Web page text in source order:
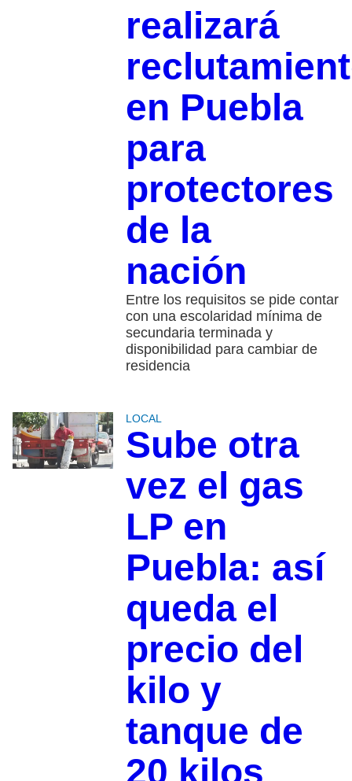
realizará
en Puebla
para
protectores
de la
nación
Entre los requisitos se pide contar
con una escolaridad mínima de
secundaria terminada y
disponibilidad para cambiar de
residencia
LOCAL
Sube otra
vez el gas
LP en
Puebla: así
queda el
precio del
kilo y
tanque de
20 kilos